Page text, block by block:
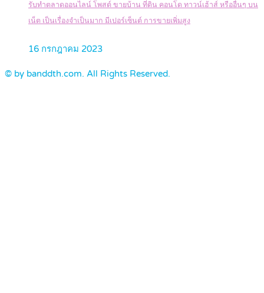
รับทำตลาดออนไลน์ โพสต์ ขายบ้าน ที่ดิน คอนโด ทาวน์เฮ้าส์ หรืออื่นๆ บน
เน็ต เป็นเรื่องจำเป็นมาก มีเปอร์เซ็นต์ การขายเพิ่มสูง
16 กรกฎาคม 2023
© by banddth.com. All Rights Reserved.